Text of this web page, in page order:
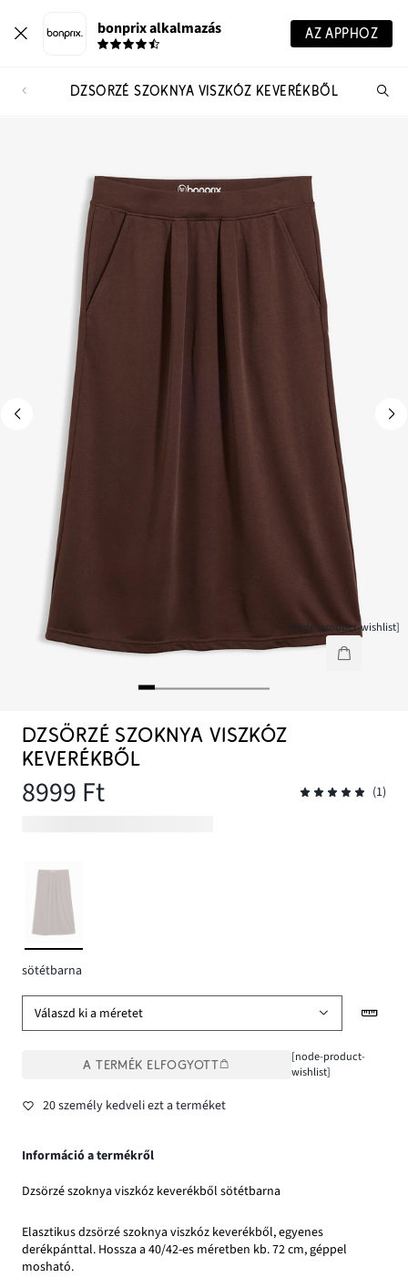
bonprix alkalmazás AZ APPHOZ
DZSÖRZÉ SZOKNYA VISZKÓZ KEVERÉKBŐL
[node-product-wishlist]
DZSÖRZÉ SZOKNYA VISZKÓZ
KEVERÉKBŐL
8999 Ft (1)
sötétbarna
Válaszd ki a méretet
A TERMÉK ELFOGYOTT
[node-product-
wishlist]
20 személy kedveli ezt a terméket
Információ a termékről
Dzsörzé szoknya viszkóz keverékből sötétbarna
Elasztikus dzsörzé szoknya viszkóz keverékből, egyenes
derékpánttal. Hossza a 40/42-es méretben kb. 72 cm, géppel
mosható.